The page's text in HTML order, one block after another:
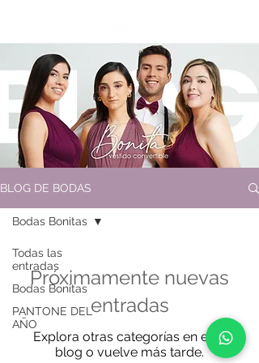
BLOG DE BODAS
Todas las
entradas
Bodas Bonitas
PANTONE DEL
AÑO
Bodas Bonitas
Próximamente nuevas
entradas
Explora otras categorías en este
blog o vuelve más tarde.